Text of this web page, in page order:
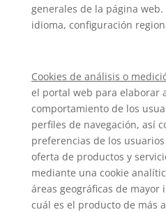
generales de la página
idioma, configuración
Cookies de análisis o
el portal web para elaborar
comportamiento de los
perfiles de navegación, así
preferencias de los
oferta de productos y
mediante una cookie
áreas geográficas de
cuál es el producto de más